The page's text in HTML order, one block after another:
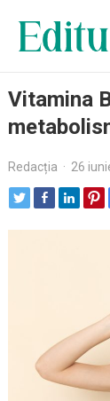
Vitamina
Redacția · 26